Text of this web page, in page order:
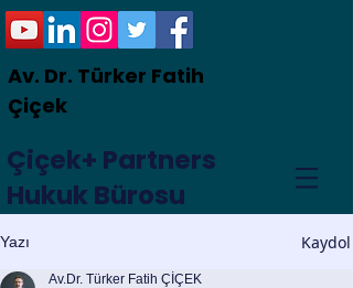
Av. Dr. Türker Fatih
Çiçek
Çiçek+ Partners
Hukuk Bürosu
Yazı Kaydol
Av.Dr. Türker Fatih ÇİÇEK